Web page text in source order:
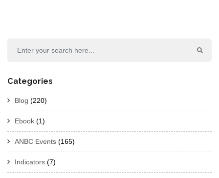
Categories
Blog (220)
Ebook (1)
ANBC Events (165)
Indicators (7)